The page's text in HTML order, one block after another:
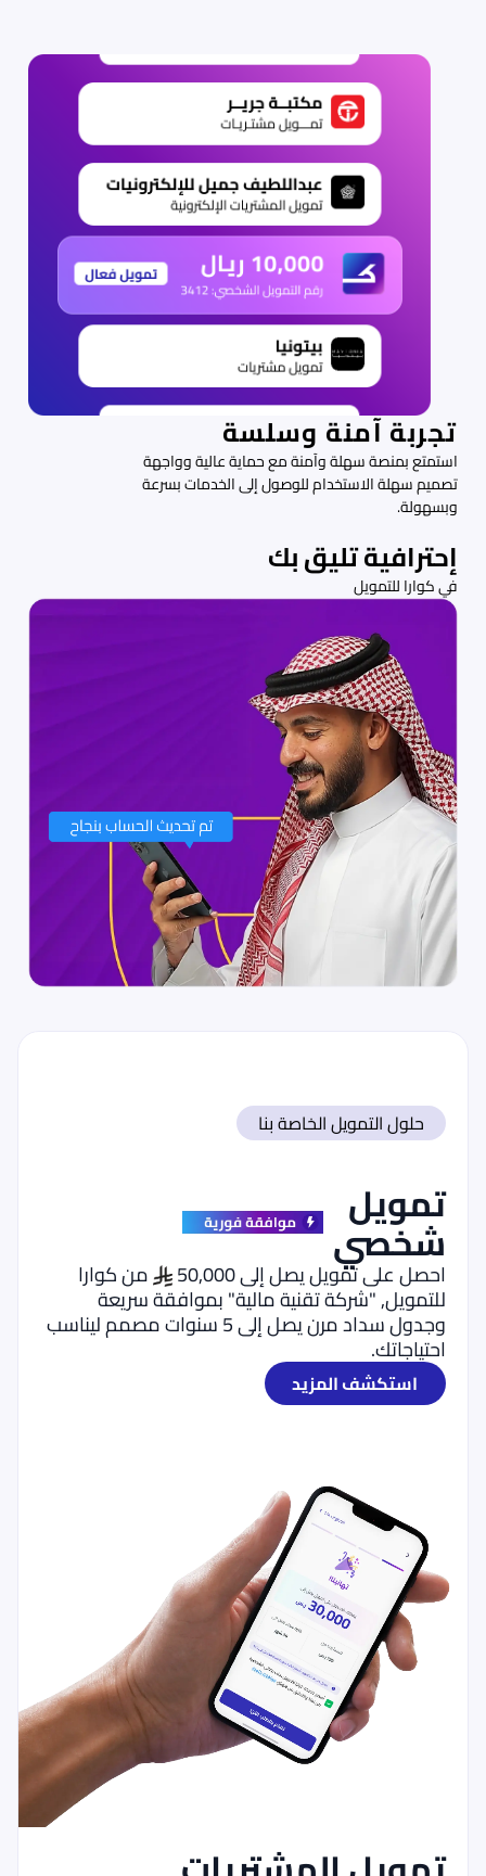
تجربة آمنة وسلسة
استمتع بمنصة سهلة وآمنة مع حماية عالية وواجهة
تصميم سهلة الاستخدام للوصول إلى الخدمات بسرعة
وبسهولة.
إحترافية تليق بك
في كوارا للتمويل
حلول التمويل الخاصة بنا
تمويل
شخصي
احصل على تمويل يصل إلى 50,000 من كوارا
للتمويل, "شركة تقنية مالية" بموافقة سريعة
وجدول سداد مرن يصل إلى 5 سنوات مصمم ليناسب
احتياجاتك.
استكشف المزيد